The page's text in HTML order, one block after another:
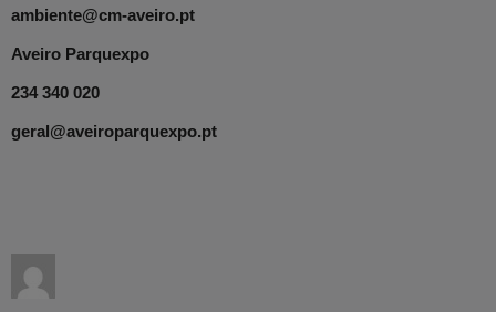
ambiente@cm-aveiro.pt
Aveiro Parquexpo
234 340 020
geral@aveiroparquexpo.pt